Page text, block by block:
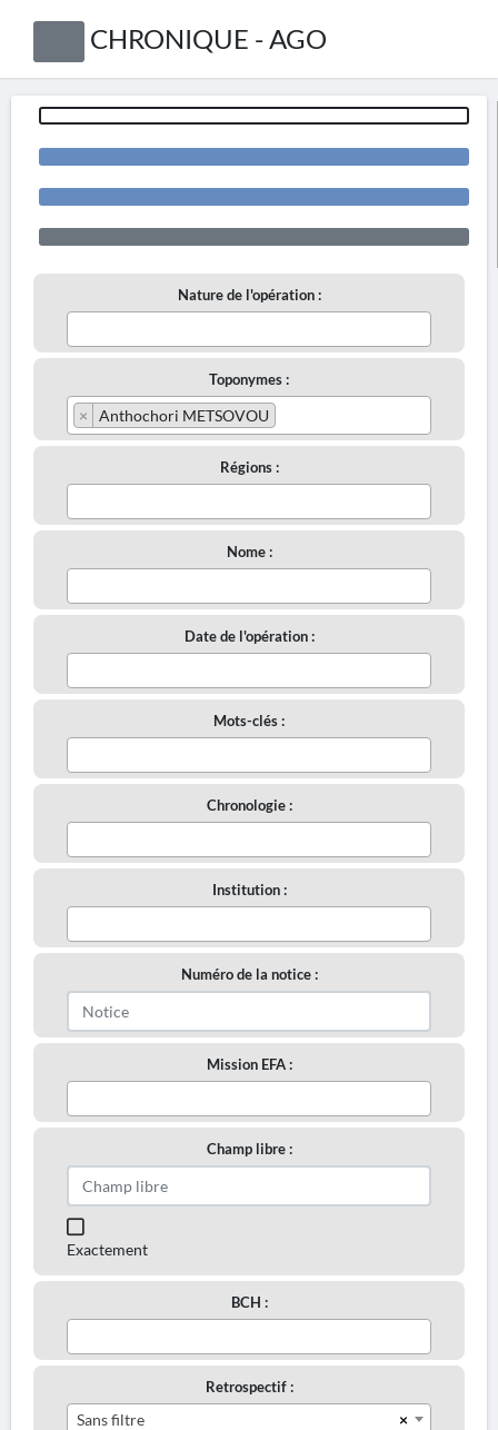
CHRONIQUE - AGO
Nature de l'opération :
Toponymes :
× Anthochori METSOVOU
Régions :
Nome :
Date de l'opération :
Mots-clés :
Chronologie :
Institution :
Numéro de la notice :
Mission EFA :
Champ libre :
Exactement
BCH :
Retrospectif :
×
Sans filtre